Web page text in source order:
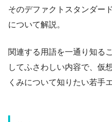
そのデファクトスタンダー
について解説。
関連する用語を一通り知る
してふさわしい内容で、仮
くみについて知りたい若手